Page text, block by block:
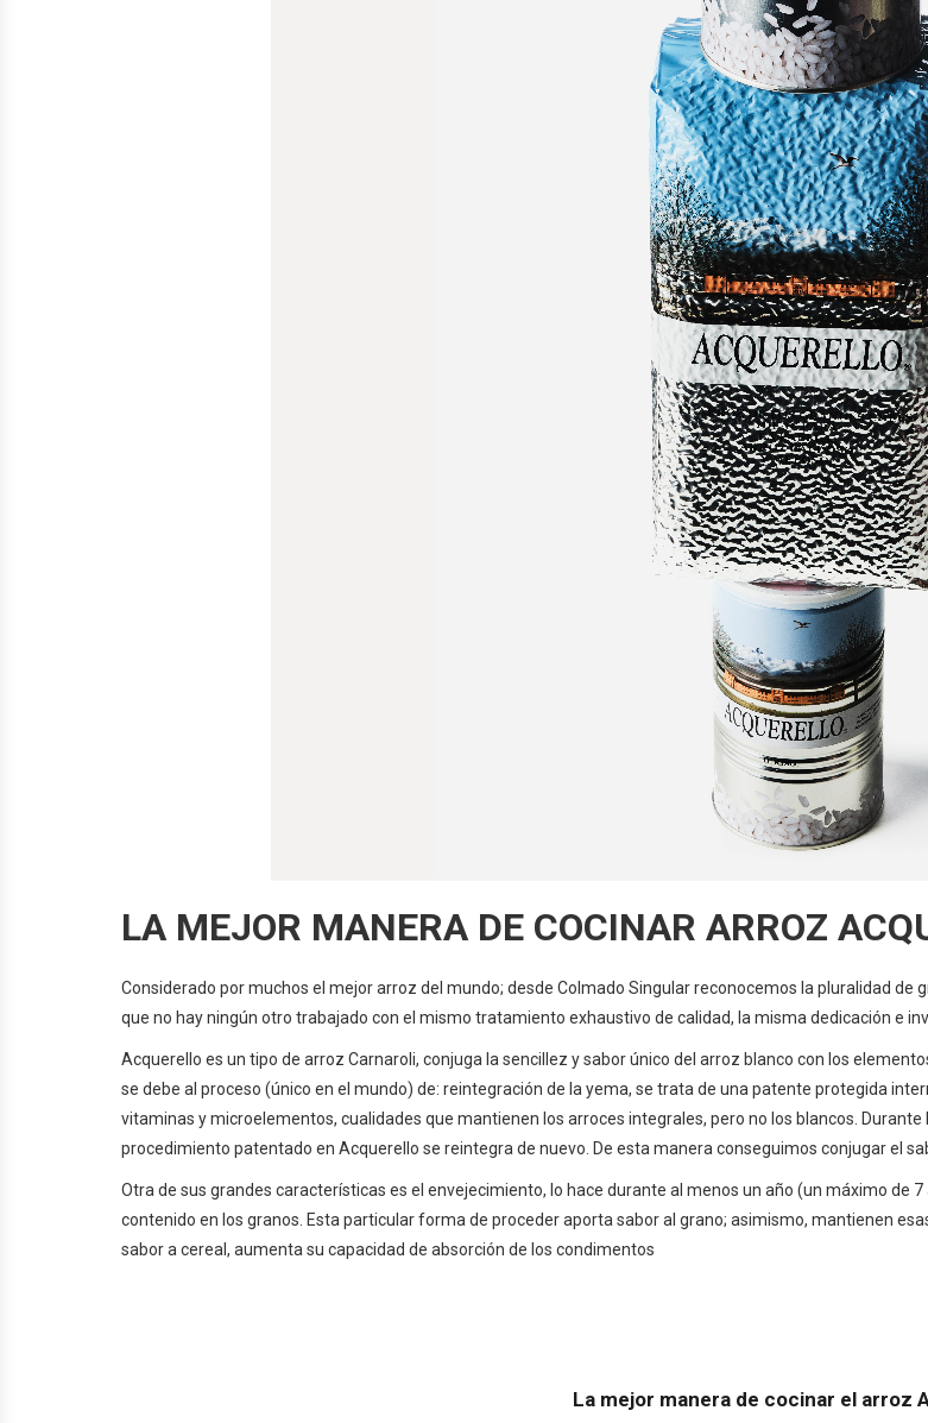
LA MEJOR MANERA DE COCINAR ARROZ
Considerado por muchos el mejor arroz del mundo; desde Colmado Singular reconocemos la pluralidad
que no hay ningún otro trabajado con el mismo tratamiento exhaustivo de calidad, la misma dedicación e
Acquerello es un tipo de arroz Carnaroli, conjuga la sencillez y sabor único del arroz blanco con los
se debe al proceso (único en el mundo) de: reintegración de la yema, se trata de una patente protegida
vitaminas y microelementos, cualidades que mantienen los arroces integrales, pero no los blancos.
procedimiento patentado en Acquerello se reintegra de nuevo. De esta manera conseguimos conjugar el
Otra de sus grandes características es el envejecimiento, lo hace durante al menos un año (un máximo de
contenido en los granos. Esta particular forma de proceder aporta sabor al grano; asimismo, mantienen
sabor a cereal, aumenta su capacidad de absorción de los condimentos
La mejor manera de cocinar el arroz